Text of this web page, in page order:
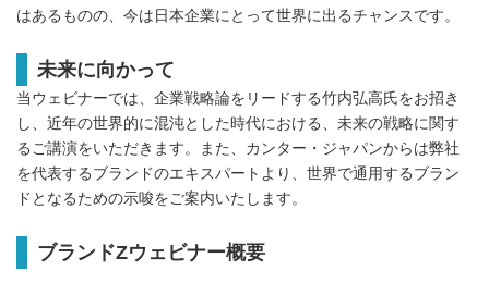
はあるものの、今は日本企業にとって世界に出るチャンスです。
未来に向かって
当ウェビナーでは、企業戦略論をリードする竹内弘高氏をお招き
し、近年の世界的に混沌とした時代における、未来の戦略に関す
るご講演をいただきます。また、カンター・ジャパンからは弊社
を代表するブランドのエキスパートより、世界で通用するブラン
ドとなるための示唆をご案内いたします。
ブランドZウェビナー概要